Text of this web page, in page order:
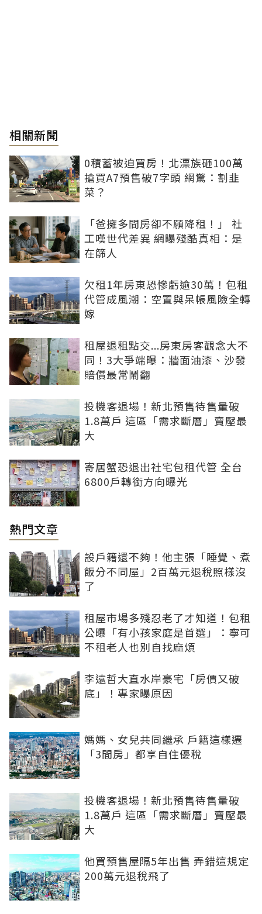
相關新聞
0積蓄被迫買房！北漂族砸100萬
搶買A7預售破7字頭 網驚：割韭
菜？
「爸擁多間房卻不願降租！」 社
工嘆世代差異 網曝殘酷真相：是
在篩人
欠租1年房東恐慘虧逾30萬！包租
代管成風潮：空置與呆帳風險全轉
嫁
租屋退租點交...房東房客觀念大不
同！3大爭端曝：牆面油漆、沙發
賠償最常鬧翻
投機客退場！新北預售待售量破
1.8萬戶 這區「需求斷層」賣壓最
大
寄居蟹恐退出社宅包租代管 全台
6800戶轉銜方向曝光
熱門文章
設戶籍還不夠！他主張「睡覺、煮
飯分不同屋」2百萬元退稅照樣沒
了
租屋市場多殘忍老了才知道！包租
公曝「有小孩家庭是首選」：寧可
不租老人也別自找麻煩
李遠哲大直水岸豪宅「房價又破
底」！專家曝原因
媽媽、女兒共同繼承 戶籍這樣遷
「3間房」都享自住優稅
投機客退場！新北預售待售量破
1.8萬戶 這區「需求斷層」賣壓最
大
他買預售屋隔5年出售 弄錯這規定
200萬元退稅飛了